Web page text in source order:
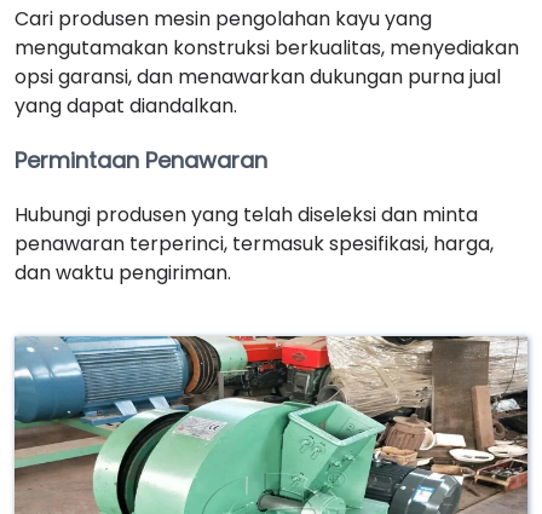
Cari produsen mesin pengolahan kayu yang
mengutamakan konstruksi berkualitas, menyediakan
opsi garansi, dan menawarkan dukungan purna jual
yang dapat diandalkan.
Permintaan Penawaran
Hubungi produsen yang telah diseleksi dan minta
penawaran terperinci, termasuk spesifikasi, harga,
dan waktu pengiriman.